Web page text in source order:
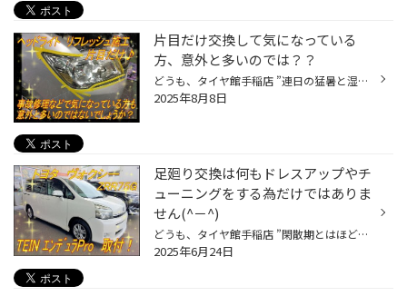
片目だけ交換して気になっている
方、意外と多いのでは？？
どうも、タイヤ館手稲店 ”連日の猛暑と湿度にやられ気味、北海道ってこんなとこだっけ？” 育児実行委員長？かけるです。 表題の件 “ニッサン セレナ” “ＮＣ２６” "ヘッドライトリフレッシュ施工” “片目だけ施工” こちらのおクルマは、運転席側のヘッドライトの黄ばみが気になるということでご相談を...
2025年8月8日
足廻り交換は何もドレスアップやチ
ューニングをする為だけではありま
せん(^－^)
どうも、タイヤ館手稲店 ”閑散期とはほど遠い当店、作業のご依頼は事前にご予約をお願いいたします！” 育児実行委員長？かけるです。 表題の件 ‶トヨタ ヴォクシー” ‶ＺＲＲ７５Ｇ” ‶テイン エンデュラＰｒｏ 装着” こちらのお客様は後期高齢者と呼ばれる御年のお客様なんですが、大工さんで道具も...
2025年6月24日